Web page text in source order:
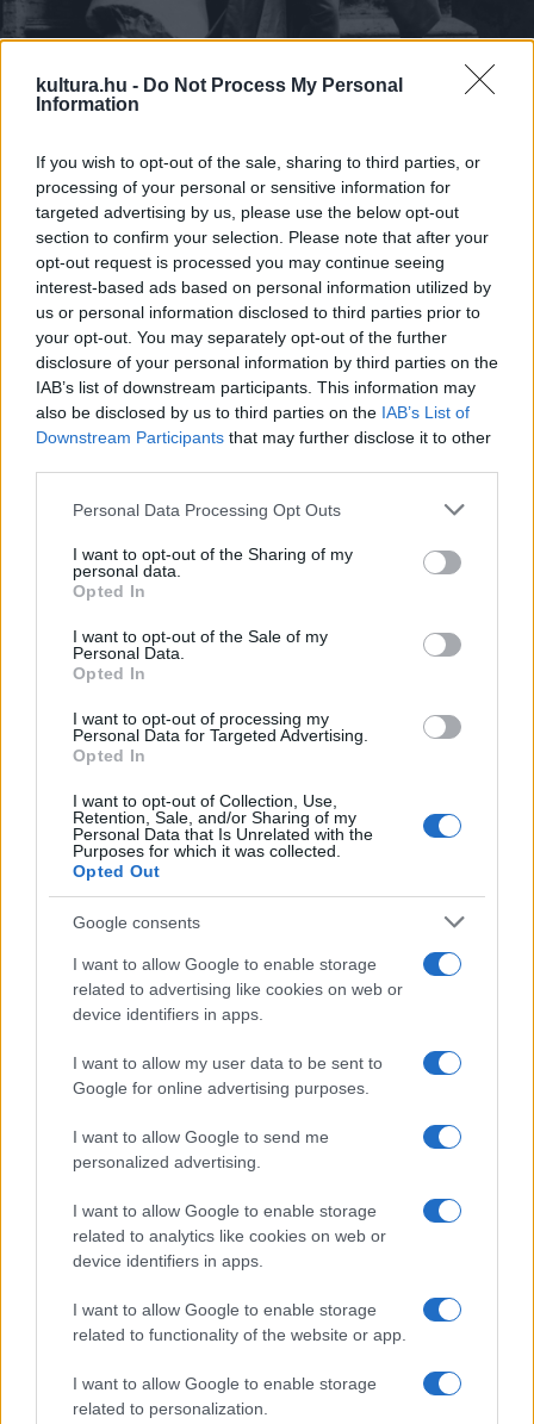
kultura.hu - Do Not Process My Personal
Information
If you wish to opt-out of the sale, sharing to third parties, or
processing of your personal or sensitive information for
targeted advertising by us, please use the below opt-out
section to confirm your selection. Please note that after your
opt-out request is processed you may continue seeing
interest-based ads based on personal information utilized by
us or personal information disclosed to third parties prior to
your opt-out. You may separately opt-out of the further
disclosure of your personal information by third parties on the
IAB’s list of downstream participants. This information may
also be disclosed by us to third parties on the IAB’s List of
Downstream Participants that may further disclose it to other
Please note that this website/app uses one or more Google
not limited to your visit or usage behaviour. You may click to
grant or deny consent to Google and its third-party tags to
use your data for below specified purposes in below Google
consent section.
Personal Data Processing Opt Outs
I want to opt-out of the Sharing of my
personal data.
Opted In
I want to opt-out of the Sale of my
Personal Data.
Opted In
I want to opt-out of processing my
Personal Data for Targeted Advertising.
Opted In
I want to opt-out of Collection, Use,
Retention, Sale, and/or Sharing of my
Personal Data that Is Unrelated with the
Purposes for which it was collected.
Opted Out
Google consents
I want to allow Google to enable storage
related to advertising like cookies on web or
device identifiers in apps.
I want to allow my user data to be sent to
Google for online advertising purposes.
I want to allow Google to send me
personalized advertising.
I want to allow Google to enable storage
related to analytics like cookies on web or
device identifiers in apps.
I want to allow Google to enable storage
related to functionality of the website or app.
I want to allow Google to enable storage
related to personalization.
Római divatkép, 1960-as évek. Fotó: Szipál Márton
Tombor képei egyébként óriási textileken lógnak alá a
tetőről, míg Martin festményszerű, szintén más korokba
repítő divatfotói pedig úgy kapcsolódnak a patinás, sokat
látott falakhoz, mintha csak ide képzelte volna modelljeit a
divatfotós. Láthatunk spontán elkapott streetfotókat,
például lapunk volt fotósától, Hartyányi Norberttől, de
dokumentarista, Sajtófotó-díjas és nemzetközi sikereket is
elért portrékat is egy budapesti nyugdíjasotthonból, ahol az
idős emberek farsangi jelmezt öltöttek.
London Punk, 2023. Fotó: Hartyányi Norbert
A klasszikus értelemben vett „lookbook” – egyfajta